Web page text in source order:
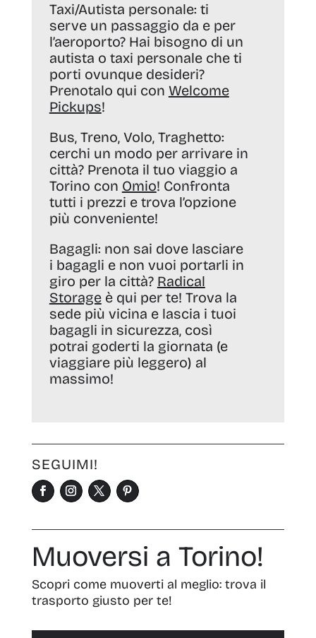
Taxi/Autista personale: ti
serve un passaggio da e per
l’aeroporto? Hai bisogno di un
autista o taxi personale che ti
porti ovunque desideri?
Prenotalo qui con Welcome
Pickups!
Bus, Treno, Volo, Traghetto:
cerchi un modo per arrivare in
città? Prenota il tuo viaggio a
Torino con Omio! Confronta
tutti i prezzi e trova l’opzione
più conveniente!
Bagagli: non sai dove lasciare
i bagagli e non vuoi portarli in
giro per la città? Radical
Storageè qui per te! Trova la
sede più vicina e lascia i tuoi
bagagli in sicurezza, così
potrai goderti la giornata (e
viaggiare più leggero) al
massimo!
SEGUIMI!
Muoversi a Torino!
Scopri come muoverti al meglio: trova il
trasporto giusto per te!